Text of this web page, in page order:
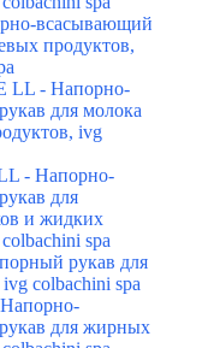
всасывающий
продуктов,
LL - Напорно-
для молока
ivg
- Напорно-
для
и жидких
spa
рукав для
colbachini spa
для жирных